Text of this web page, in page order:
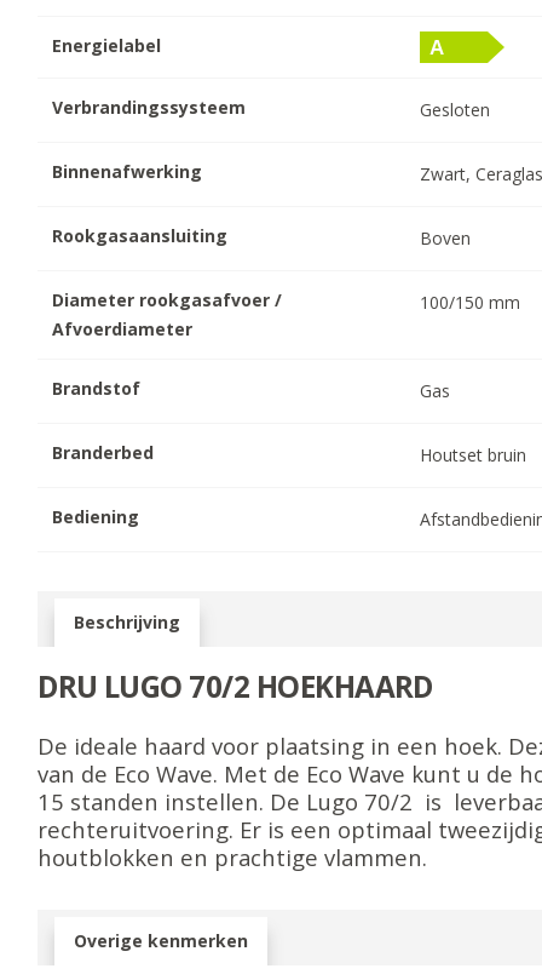
Energielabel
Verbrandingssysteem Gesloten
Binnenafwerking Zwart,
Rookgasaansluiting Boven
Diameter rookgasafvoer /
Afvoerdiameter
100/150 mm
Brandstof Gas
Branderbed Houtset bruin
Bediening
Beschrijving
DRU LUGO 70/2 HOEKHAARD
De ideale haard voor plaatsing in een hoek.
van de Eco Wave. Met de Eco Wave kunt u de
15 standen instellen. De Lugo 70/2 is
rechteruitvoering. Er is een optimaal
houtblokken en prachtige vlammen.
Overige kenmerken